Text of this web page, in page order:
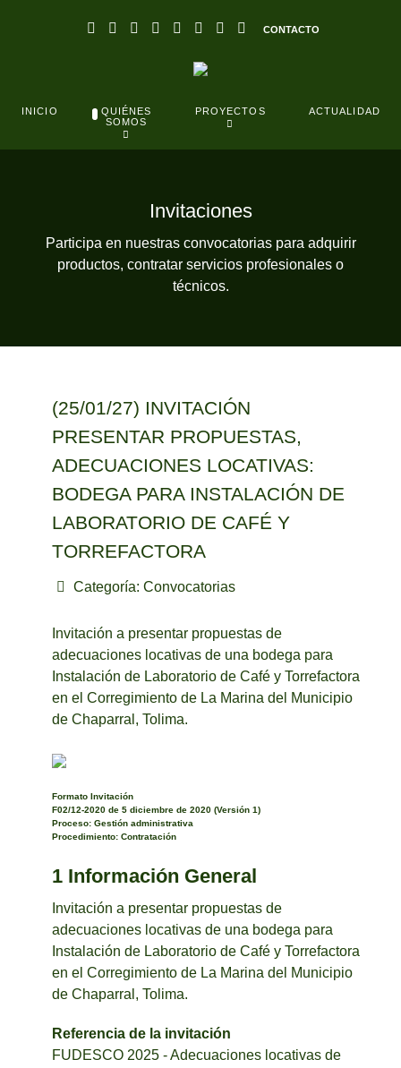
CONTACTO
INICIO
QUIÉNES
SOMOS
PROYECTOS ACTUALIDAD
Invitaciones
Participa en nuestras convocatorias para adquirir
productos, contratar servicios profesionales o
técnicos.
(25/01/27) INVITACIÓN
PRESENTAR PROPUESTAS,
ADECUACIONES LOCATIVAS:
BODEGA PARA INSTALACIÓN DE
LABORATORIO DE CAFÉ Y
TORREFACTORA
Categoría: Convocatorias
Invitación a presentar propuestas de
adecuaciones locativas de una bodega para
Instalación de Laboratorio de Café y Torrefactora
en el Corregimiento de La Marina del Municipio
de Chaparral, Tolima.
Formato Invitación
F02/12-2020 de 5 diciembre de 2020 (Versión 1)
Proceso: Gestión administrativa
Procedimiento: Contratación
1 Información General
Invitación a presentar propuestas de
adecuaciones locativas de una bodega para
Instalación de Laboratorio de Café y Torrefactora
en el Corregimiento de La Marina del Municipio
de Chaparral, Tolima.
Referencia de la invitación
FUDESCO 2025 - Adecuaciones locativas de